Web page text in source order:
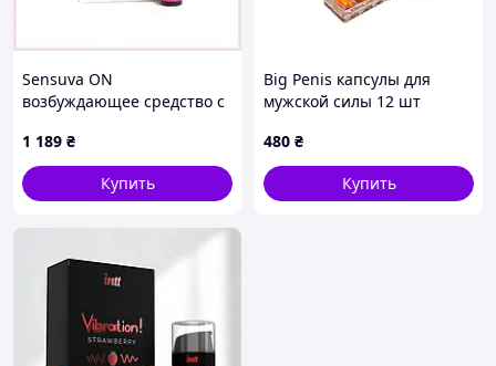
Sensuva ON
возбуждающее средство с
X2313M661X
1 189 ₴
Купить
Big Penis капсулы для
мужской силы 12 шт
480 ₴
Купить